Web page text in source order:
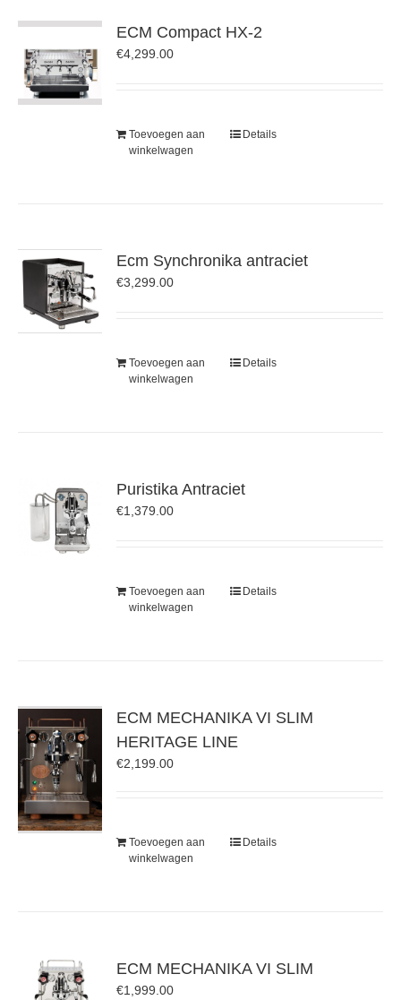
ECM Compact HX-2
€4,299.00
Toevoegen aan
winkelwagen
Details
Ecm Synchronika antraciet
€3,299.00
Toevoegen aan
winkelwagen
Details
Puristika Antraciet
€1,379.00
Toevoegen aan
winkelwagen
Details
ECM MECHANIKA VI SLIM
HERITAGE LINE
€2,199.00
Toevoegen aan
winkelwagen
Details
ECM MECHANIKA VI SLIM
€1,999.00